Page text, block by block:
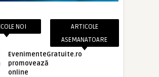
NOI
EvenimenteGratuite.ro
promovează
online
ARTICOLE
ASEMANATOARE